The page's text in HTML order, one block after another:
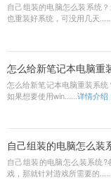
自己组装的电脑怎么装系统
也重装好系统，可没用几天......
怎么给新笔记本电脑重
怎么给新笔记本电脑重装系
如果想要使用win...... 详情介绍
自己组装的电脑怎么装
自己组装的电脑怎么装系统
戏，那就针对游戏所需要的......